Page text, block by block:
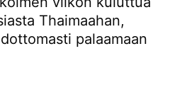
Thaimaahan,
palaamaan